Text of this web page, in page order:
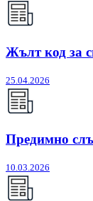
Жълт код за
25.04.2026
Предимно
10.03.2026